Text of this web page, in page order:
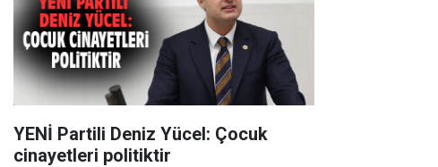
YENİ Partili Deniz Yücel: Çocuk
cinayetleri politiktir